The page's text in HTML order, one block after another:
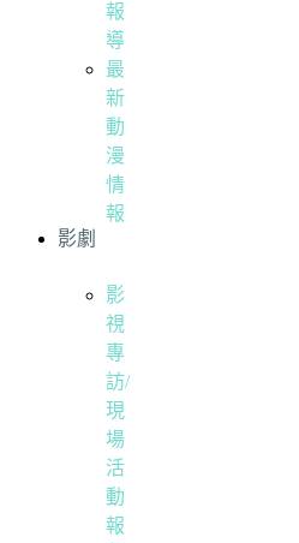
報
導
最
新
動
漫
情
報
影劇
影
視
專
訪/
現
場
活
動
報